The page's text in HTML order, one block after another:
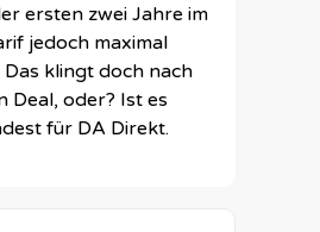
ersten zwei Jahre im
jedoch maximal
Das klingt doch nach
Deal, oder? Ist es
für DA Direkt.